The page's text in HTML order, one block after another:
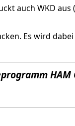
auch WKD
Es wird
HAM